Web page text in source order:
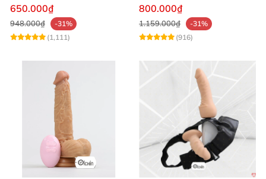
thủ dâm
650.000₫
948.000₫
-31%
(1,111)
mịn cao cấp
800.000₫
1.159.000₫
-31%
(916)